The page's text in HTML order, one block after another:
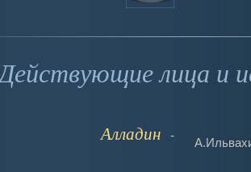
лица и
Алладин -